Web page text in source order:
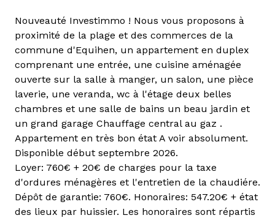
Nouveauté Investimmo ! Nous vous proposons à
proximité de la plage et des commerces de la
commune d'Equihen, un appartement en duplex
comprenant une entrée, une cuisine aménagée
ouverte sur la salle à manger, un salon, une pièce
laverie, une veranda, wc à l'étage deux belles
chambres et une salle de bains un beau jardin et
un grand garage Chauffage central au gaz .
Appartement en très bon état A voir absolument.
Disponible début septembre 2026.
Loyer: 760€ + 20€ de charges pour la taxe
d'ordures ménagères et l'entretien de la chaudiére.
Dépôt de garantie: 760€. Honoraires: 547.20€ + état
des lieux par huissier. Les honoraires sont répartis